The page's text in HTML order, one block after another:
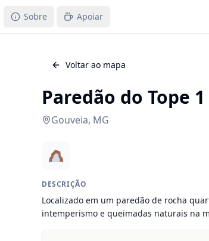
Sobre Apoiar
Voltar ao mapa
Paredão do Tope 1
Gouveia, MG
DESCRIÇÃO
Localizado em um paredão de rocha
intemperismo e queimadas naturais na